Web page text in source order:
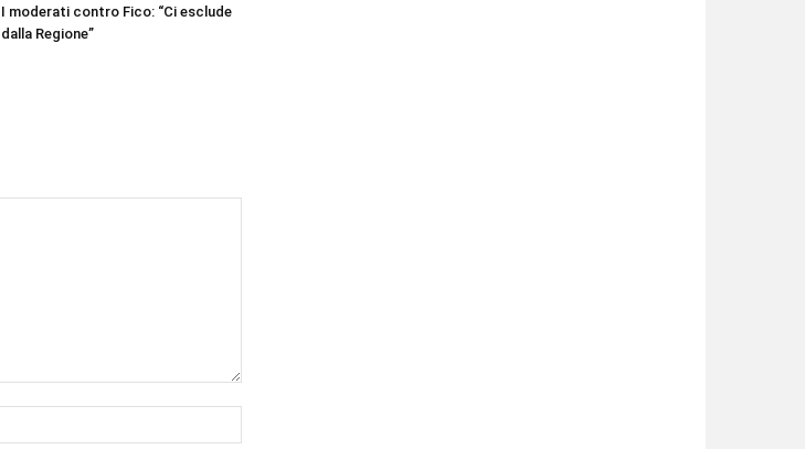
I moderati contro Fico: “Ci esclude
dalla Regione”